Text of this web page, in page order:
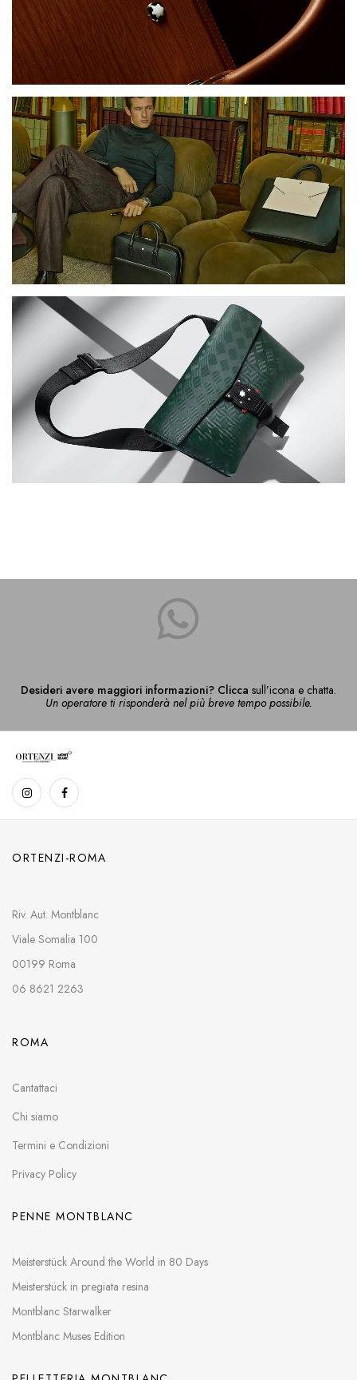
Desideri avere maggiori informazioni? Clicca sull’icona e chatta.
Un operatore ti risponderà nel più breve tempo possibile.
ORTENZI-ROMA
Riv. Aut. Montblanc
Viale Somalia 100
00199 Roma
06 8621 2263
ROMA
Cantattaci
Chi siamo
Termini e Condizioni
Privacy Policy
PENNE MONTBLANC
Meisterstück Around the World in 80 Days
Meisterstück in pregiata resina
Montblanc Starwalker
Montblanc Muses Edition